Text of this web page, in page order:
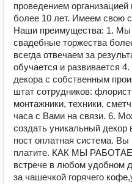
проведением
более 10 лет. Имеем свою
Наши преимущества: 1. Мы
свадебные торжества
всегда отвечаем за
обучается и развивается
декора с собственным
штат сотрудников:
монтажники, техники,
часа с Вами на связи. 6.
создать уникальный декор
пост оплатная система. Вы
платите. КАК МЫ
встрече в любом удобном
за чашечкой горячего